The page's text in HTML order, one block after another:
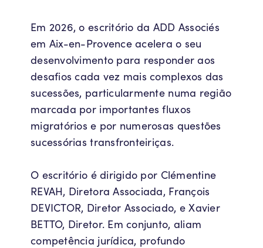
Em 2026, o escritório da ADD Associés
em Aix-en-Provence acelera o seu
desenvolvimento para responder aos
desafios cada vez mais complexos das
sucessões, particularmente numa região
marcada por importantes fluxos
migratórios e por numerosas questões
sucessórias transfronteiriças.
O escritório é dirigido por Clémentine
REVAH, Diretora Associada, François
DEVICTOR, Diretor Associado, e Xavier
BETTO, Diretor. Em conjunto, aliam
competência jurídica, profundo